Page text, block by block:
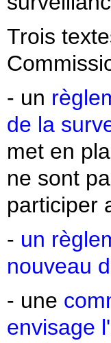
Trois
- un
de la
met en
ne sont
participer
- un
nouveau
- une
envisage